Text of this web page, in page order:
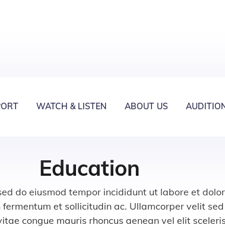
WATCH & LISTEN ABOUT US
Education
do eiusmod tempor incididunt ut labore et
et sollicitudin ac. Ullamcorper velit
congue mauris rhoncus aenean vel elit